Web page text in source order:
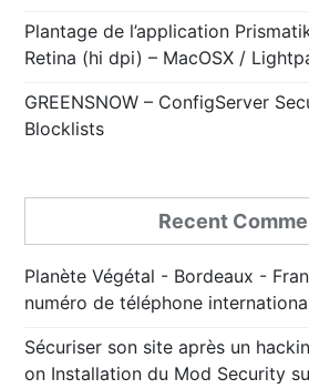
Plantage de l’application
Retina (hi dpi) – MacOSX /
GREENSNOW – ConfigServer
Blocklists
Recent
Planète Végétal - Bordeaux -
numéro de téléphone
Sécuriser son site après un
on Installation du Mod Security